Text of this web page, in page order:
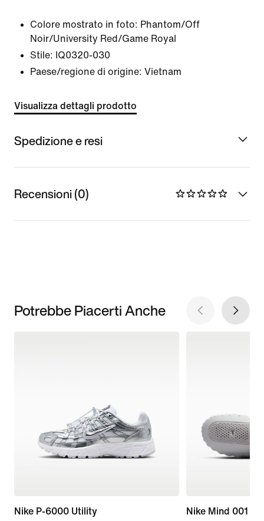
Colore mostrato in foto: Phantom/Off
Noir/University Red/Game Royal
Stile: IQ0320-030
Paese/regione di origine: Vietnam
Visualizza dettagli prodotto
Spedizione e resi
Recensioni (0)
Potrebbe Piacerti Anche
Nike P-6000 Utility
Nike Mind 001